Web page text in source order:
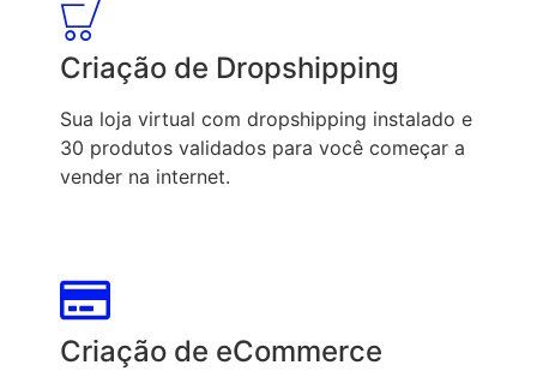
Criação de Dropshipping
Sua loja virtual com dropshipping instalado e
30 produtos validados para você começar a
vender na internet.
Criação de eCommerce